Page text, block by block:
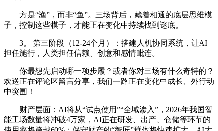
方是“渔”，而非“鱼”。三场背后，藏着相通的底层思维模
子，控制这些模子，才能正在变化中持续找到谜底。
3。 第三阶段（12-24个月）：搭建人机协同系统，让AI
担任施行，人类担任信赖、创意和感情毗连。
你最想先启动哪一项步履？或者你对三场有什么奇特的？
欢送正在评论区留言分享，我们一路正在变化中成长、外行动
中突围！
财产层面：AI将从“试点使用”“全域渗入”，2026年我国智
能工场数量将冲破4万家，AI正在研发、出产、仓储等环节的